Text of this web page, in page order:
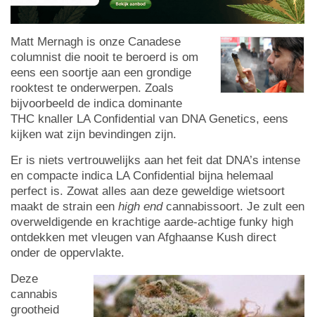
Matt Mernagh is onze Canadese
columnist die nooit te beroerd is om
eens een soortje aan een grondige
rooktest te onderwerpen. Zoals
bijvoorbeeld de indica dominante
THC knaller LA Confidential van DNA Genetics, eens
kijken wat zijn bevindingen zijn.
Er is niets vertrouwelijks aan het feit dat DNA’s intense
en compacte indica LA Confidential bijna helemaal
perfect is. Zowat alles aan deze geweldige wietsoort
maakt de strain een high endcannabissoort. Je zult een
overweldigende en krachtige aarde-achtige funky high
ontdekken met vleugen van Afghaanse Kush direct
onder de oppervlakte.
Deze
cannabis
grootheid